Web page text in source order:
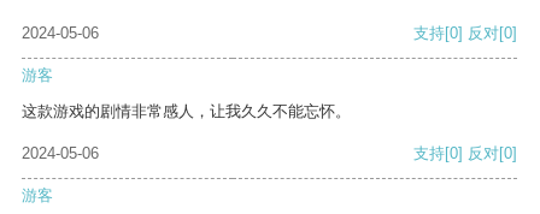
2024-05-06 支持[0] 反对[0]
游客
这款游戏的剧情非常感人，让我久久不能忘怀。
2024-05-06 支持[0] 反对[0]
游客